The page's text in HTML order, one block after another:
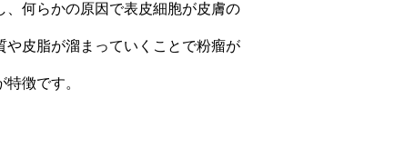
何らかの原因で表皮細胞が皮膚の
皮脂が溜まっていくことで粉瘤が
徴です。